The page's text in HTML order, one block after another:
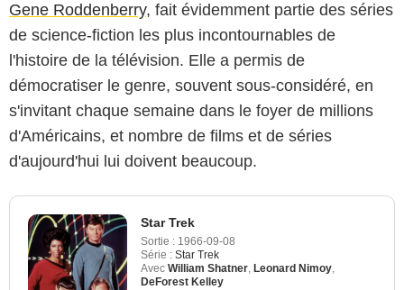
Gene Roddenberry, fait évidemment partie des séries
de science-fiction les plus incontournables de
l'histoire de la télévision. Elle a permis de
démocratiser le genre, souvent sous-considéré, en
s'invitant chaque semaine dans le foyer de millions
d'Américains, et nombre de films et de séries
d'aujourd'hui lui doivent beaucoup.
Star Trek
Sortie : 1966-09-08
Série : Star Trek
Avec William Shatner, Leonard Nimoy,
DeForest Kelley